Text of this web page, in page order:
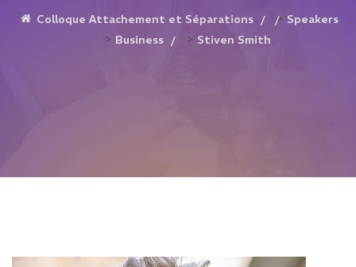
Colloque Attachement et Séparations > Speakers
> Business > Stiven Smith